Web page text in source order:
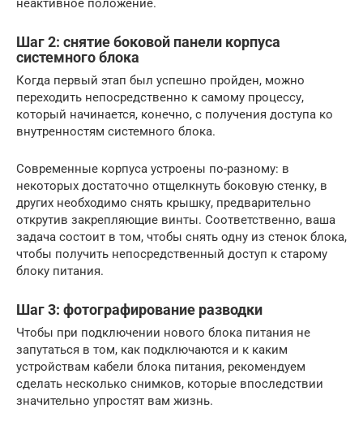
неактивное положение.
Шаг 2: снятие боковой панели корпуса
системного блока
Когда первый этап был успешно пройден, можно
переходить непосредственно к самому процессу,
который начинается, конечно, с получения доступа ко
внутренностям системного блока.
Современные корпуса устроены по-разному: в
некоторых достаточно отщелкнуть боковую стенку, в
других необходимо снять крышку, предварительно
открутив закрепляющие винты. Соответственно, ваша
задача состоит в том, чтобы снять одну из стенок блока,
чтобы получить непосредственный доступ к старому
блоку питания.
Шаг 3: фотографирование разводки
Чтобы при подключении нового блока питания не
запутаться в том, как подключаются и к каким
устройствам кабели блока питания, рекомендуем
сделать несколько снимков, которые впоследствии
значительно упростят вам жизнь.